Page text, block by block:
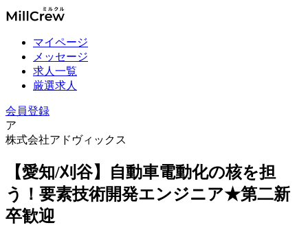
マイページ
メッセージ
求人一覧
厳選求人
会員登録
ア
株式会社アドヴィックス
【愛知/刈谷】自動車電動化の核を担
う！要素技術開発エンジニア★第二新
卒歓迎